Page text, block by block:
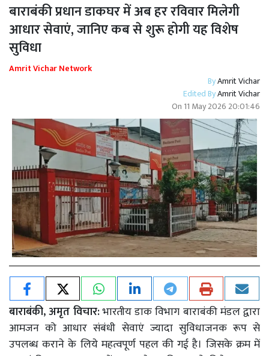
बाराबंकी प्रधान डाकघर में अब हर रविवार मिलेगी
आधार सेवाएं, जानिए कब से शुरू होगी यह विशेष
सुविधा
Amrit Vichar Network
ByAmrit Vichar
Edited ByAmrit Vichar
On 11 May 2026 20:01:46
बाराबंकी, अमृत विचार:भारतीय डाक विभाग बाराबंकी मंडल द्वारा
आमजन को आधार संबंधी सेवाएं ज्यादा सुविधाजनक रूप से
उपलब्ध कराने के लिये महत्वपूर्ण पहल की गई है। जिसके क्रम में